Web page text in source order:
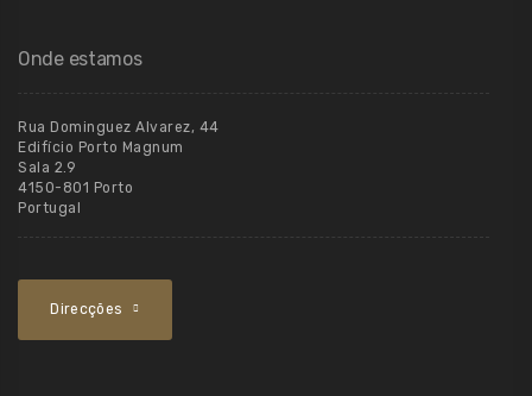
Onde estamos
Rua Dominguez Alvarez, 44
Edifício Porto Magnum
Sala 2.9
4150-801 Porto
Portugal
Direcções